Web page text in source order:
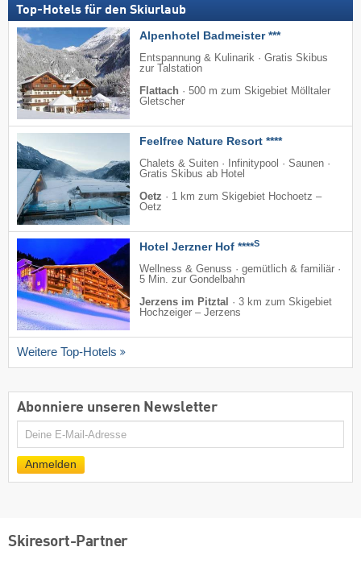
Top-Hotels für den Skiurlaub
Alpenhotel Badmeister ***
Entspannung & Kulinarik · Gratis Skibus
zur Talstation
Flattach · 500 m zum Skigebiet Mölltaler
Gletscher
Feelfree Nature Resort ****
Chalets & Suiten · Infinitypool · Saunen ·
Gratis Skibus ab Hotel
Oetz · 1 km zum Skigebiet Hochoetz –
Oetz
Hotel Jerzner Hof ****S
Wellness & Genuss · gemütlich & familiär ·
5 Min. zur Gondelbahn
Jerzens im Pitztal
· 3 km zum Skigebiet
Hochzeiger – Jerzens
Weitere Top-Hotels
Abonniere unseren Newsletter
E-
Anmelden
Skiresort-Partner